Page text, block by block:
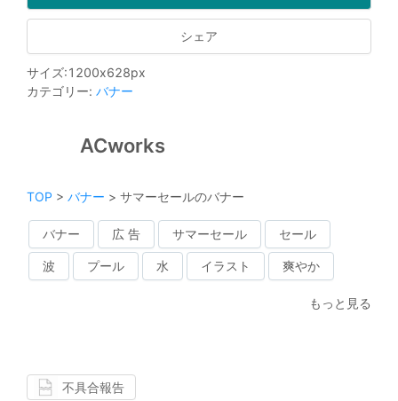
シェア
サイズ:1200x628px
カテゴリー: バナー
ACworks
TOP > バナー > サマーセールのバナー
バナー 広 告 サマーセール セール
波 プール 水 イラスト 爽やか
もっと見る
不具合報告